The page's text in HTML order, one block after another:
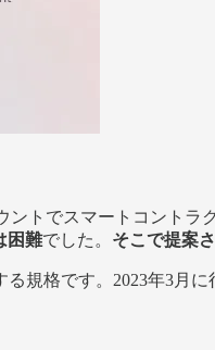
トでスマートコントラ
困難でした。 そこで提案
規格です。2023年3月に